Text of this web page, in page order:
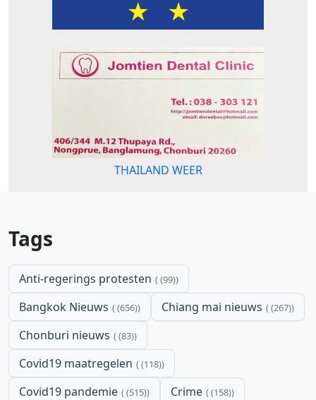
THAILAND WEER
Tags
Anti-regerings protesten (99)
Bangkok Nieuws (656) Chiang mai nieuws (267)
Chonburi nieuws (83)
Covid19 maatregelen (118)
Covid19 pandemie (515) Crime (158)